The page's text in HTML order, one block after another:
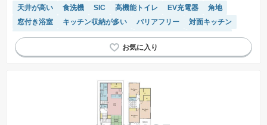
天井が高い 食洗機 SIC 高機能トイレ EV充電器
角地
窓付き浴室
キッチン収納が多い バリアフリー
対面キッチン
平坦地
前面棟無 長期優良住宅 閑静な住宅地
浴室乾燥機
温水洗浄便座
トイレ2個以上 モニター付きインターホン